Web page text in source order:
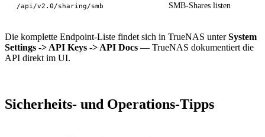
/api/v2.0/sharing/smb SMB-Shares listen
Die komplette Endpoint-Liste findet sich in TrueNAS unterSystem
Settings -> API Keys -> API Docs — TrueNAS dokumentiert die
API direkt im UI.
Sicherheits- und Operations-Tipps